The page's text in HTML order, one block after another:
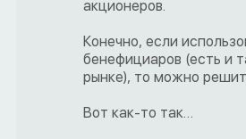
акционеров.
Конечно, если
бенефициаров (есть и
рынке), то можно
Вот как-то так…